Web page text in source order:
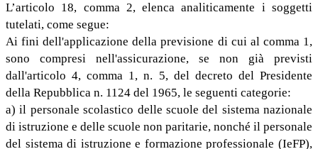
L’articolo 18, comma 2, elenca analiticamente i soggetti
tutelati, come segue:
Ai fini dell'applicazione della previsione di cui al comma 1,
sono compresi nell'assicurazione, se non già previsti
dall'articolo 4, comma 1, n. 5, del decreto del Presidente
della Repubblica n. 1124 del 1965, le seguenti categorie:
a) il personale scolastico delle scuole del sistema nazionale
di istruzione e delle scuole non paritarie, nonché il personale
del sistema di istruzione e formazione professionale (IeFP),